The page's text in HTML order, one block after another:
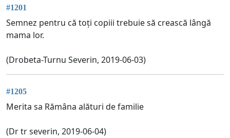
#1201
Semnez pentru că toți copiii trebuie să crească lângă
mama lor.
(Drobeta-Turnu Severin, 2019-06-03)
#1205
Merita sa Rămâna alături de familie
(Dr tr severin, 2019-06-04)